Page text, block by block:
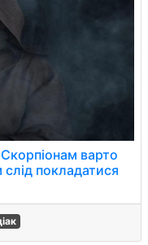
варто
слід покладатися